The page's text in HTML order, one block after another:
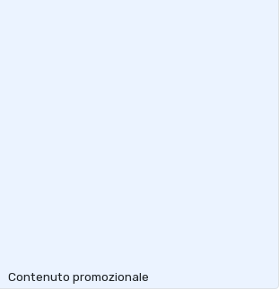
Contenuto promozionale